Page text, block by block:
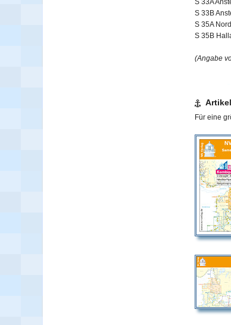
S 33B
S 35A
S 35B
(Angabe
Für eine